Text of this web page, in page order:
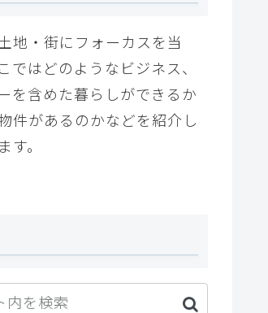
地・街にフォーカスを当
ではどのようなビジネス、
を含めた暮らしができるか
件があるのかなどを紹介し
す。